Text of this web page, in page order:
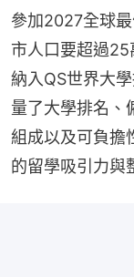
參加2027全球
市人口要超過
納入QS世界大
量了大學排名、
組成以及可負擔
的留學吸引力與